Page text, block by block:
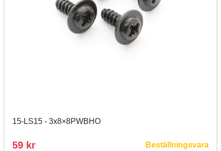
15-LS15 - 3x8×8PWBHO
59 kr Beställningsvara